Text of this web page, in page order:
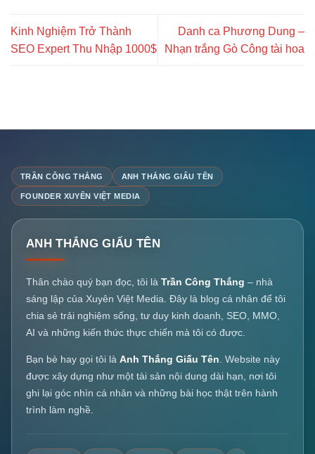
Kinh Nghiệm Trở Thành
SEO Expert Thu Nhập 1000$
Danh ca Phương Dung –
Nhạn trắng Gò Công tài hoa
TRẦN CÔNG THẮNG ANH THẮNG GIẤU TÊN
FOUNDER XUYÊN VIỆT MEDIA
ANH THẮNG GIẤU TÊN
Thân chào quý bạn đọc, tôi là Trần Công Thắng – nhà
sáng lập của Xuyên Việt Media. Đây là blog cá nhân để tôi
chia sẻ trải nghiệm sống, tư duy kinh doanh, SEO, MMO,
AI và những kiến thức thực chiến mà tôi có được.
Bạn bè hay gọi tôi là Anh Thắng Giấu Tên. Website này
được xây dựng như một tài sản nội dung dài hạn, nơi tôi
ghi lại góc nhìn cá nhân và những bài học thật trên hành
trình làm nghề.